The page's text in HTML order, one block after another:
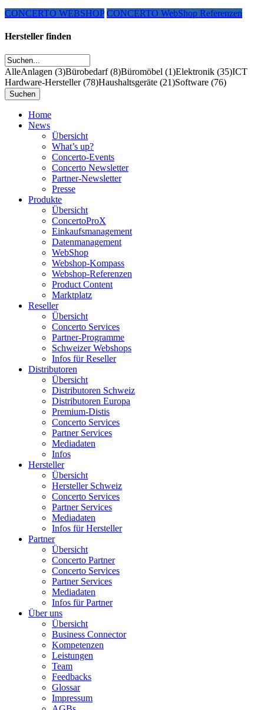
CONCERTO WEBSHOP CONCERTO WebShop Referenzen
Hersteller finden
AlleAnlagen (3)Bürobedarf (8)Büromöbel (1)Elektronik (35)ICT
Hardware-Hersteller (78)Haushaltsgeräte (21)Software (76)
Home
News
Übersicht
What’s up?
Concerto-Events
Concerto Newsletter
Partner-Newsletter
Presse
Produkte
Übersicht
ConcertoProX
Einkaufsmanagement
Datenmanagement
WebShop
Webshop-Kompass
Webshop-Referenzen
Product Content
Marktplatz
Reseller
Übersicht
Concerto Services
Partner-Programme
Schweizer Webshops
Infos für Reseller
Distributoren
Übersicht
Distributoren Schweiz
Distributoren Europa
Premium-Distis
Concerto Services
Partner Services
Mediadaten
Infos
Hersteller
Übersicht
Hersteller Schweiz
Concerto Services
Partner Services
Mediadaten
Infos für Hersteller
Partner
Übersicht
Concerto Partner
Concerto Services
Partner Services
Mediadaten
Infos für Partner
Über uns
Übersicht
Business Connector
Kompetenzen
Leistungen
Team
Feedbacks
Glossar
Impressum